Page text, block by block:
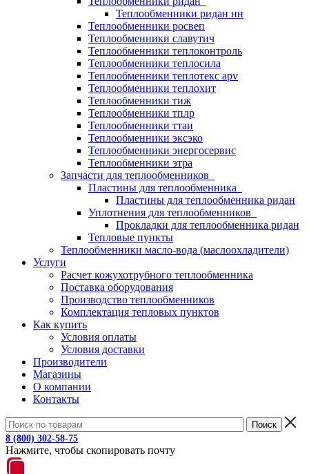
Теплообменники ридан нн
Теплообменники росвеп
Теплообменники славутич
Теплообменники теплоконтроль
Теплообменники теплосила
Теплообменники теплотекс apv
Теплообменники теплохит
Теплообменники тиж
Теплообменники тплр
Теплообменники ттаи
Теплообменники эксэко
Теплообменники энергосервис
Теплообменники этра
Запчасти для теплообменников
Пластины для теплообменника
Пластины для теплообменника ридан
Уплотнения для теплообменников
Прокладки для теплообменника ридан
Тепловые пункты
Теплообменники масло-вода (маслоохладители)
Услуги
Расчет кожухотрубного теплообменника
Поставка оборудования
Производство теплообменников
Комплектация тепловых пунктов
Как купить
Условия оплаты
Условия доставки
Производители
Магазины
О компании
Контакты
8 (800) 302-58-75
Нажмите, чтобы скопировать почту